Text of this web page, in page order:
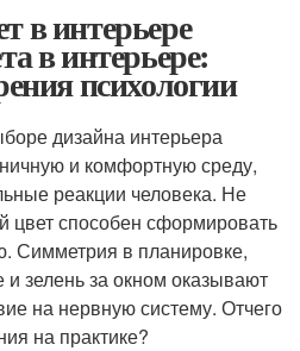
в интерьере
в интерьере:
психологии
дизайна интерьера
и комфортную среду,
реакции человека. Не
цвет способен сформировать
Симметрия в планировке,
зелень за окном оказывают
на нервную систему. Отчего
на практике?